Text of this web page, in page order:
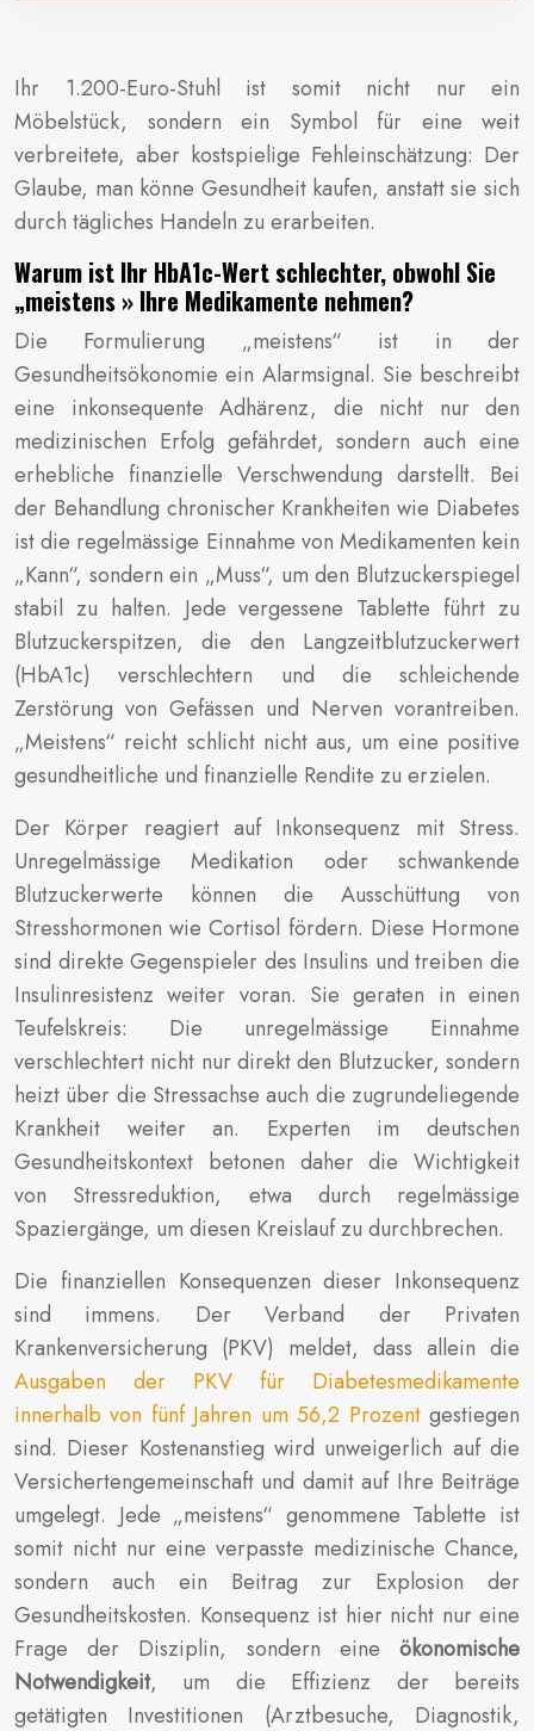
Ihr 1.200-Euro-Stuhl ist somit nicht nur ein
Möbelstück, sondern ein Symbol für eine weit
verbreitete, aber kostspielige Fehleinschätzung: Der
Glaube, man könne Gesundheit kaufen, anstatt sie sich
durch tägliches Handeln zu erarbeiten.
Warum ist Ihr HbA1c-Wert schlechter, obwohl Sie
„meistens » Ihre Medikamente nehmen?
Die Formulierung „meistens“ ist in der
Gesundheitsökonomie ein Alarmsignal. Sie beschreibt
eine inkonsequente Adhärenz, die nicht nur den
medizinischen Erfolg gefährdet, sondern auch eine
erhebliche finanzielle Verschwendung darstellt. Bei
der Behandlung chronischer Krankheiten wie Diabetes
ist die regelmässige Einnahme von Medikamenten kein
„Kann“, sondern ein „Muss“, um den Blutzuckerspiegel
stabil zu halten. Jede vergessene Tablette führt zu
Blutzuckerspitzen, die den Langzeitblutzuckerwert
(HbA1c) verschlechtern und die schleichende
Zerstörung von Gefässen und Nerven vorantreiben.
„Meistens“ reicht schlicht nicht aus, um eine positive
gesundheitliche und finanzielle Rendite zu erzielen.
Der Körper reagiert auf Inkonsequenz mit Stress.
Unregelmässige Medikation oder schwankende
Blutzuckerwerte können die Ausschüttung von
Stresshormonen wie Cortisol fördern. Diese Hormone
sind direkte Gegenspieler des Insulins und treiben die
Insulinresistenz weiter voran. Sie geraten in einen
Teufelskreis: Die unregelmässige Einnahme
verschlechtert nicht nur direkt den Blutzucker, sondern
heizt über die Stressachse auch die zugrundeliegende
Krankheit weiter an. Experten im deutschen
Gesundheitskontext betonen daher die Wichtigkeit
von Stressreduktion, etwa durch regelmässige
Spaziergänge, um diesen Kreislauf zu durchbrechen.
Die finanziellen Konsequenzen dieser Inkonsequenz
sind immens. Der Verband der Privaten
Krankenversicherung (PKV) meldet, dass allein die
Ausgaben der PKV für Diabetesmedikamente
innerhalb von fünf Jahren um 56,2 Prozentgestiegen
sind. Dieser Kostenanstieg wird unweigerlich auf die
Versichertengemeinschaft und damit auf Ihre Beiträge
umgelegt. Jede „meistens“ genommene Tablette ist
somit nicht nur eine verpasste medizinische Chance,
sondern auch ein Beitrag zur Explosion der
Gesundheitskosten. Konsequenz ist hier nicht nur eine
Frage der Disziplin, sondern eine ökonomische
Notwendigkeit, um die Effizienz der bereits
getätigten Investitionen (Arztbesuche, Diagnostik,